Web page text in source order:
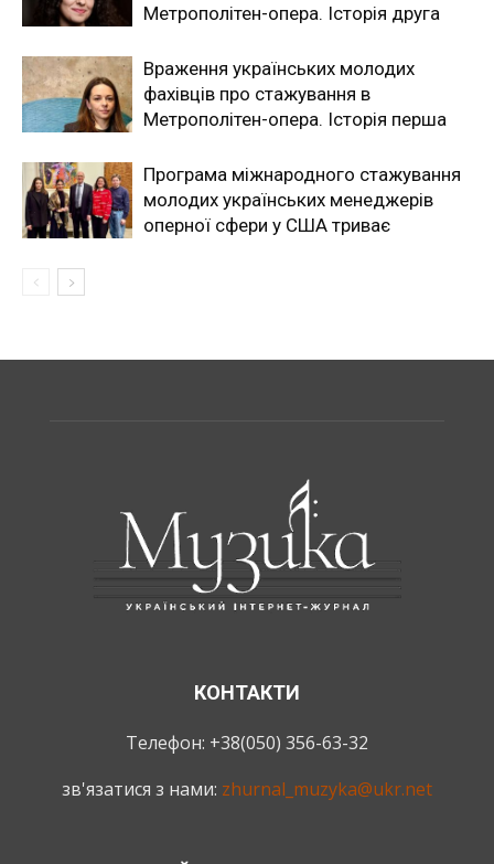
Метрополітен-опера. Історія друга
Враження українських молодих
фахівців про стажування в
Метрополітен-опера. Історія перша
Програма міжнародного стажування
молодих українських менеджерів
оперної сфери у США триває
КОНТАКТИ
Телефон: +38(050) 356-63-32
зв'язатися з нами: zhurnal_muzyka@ukr.net